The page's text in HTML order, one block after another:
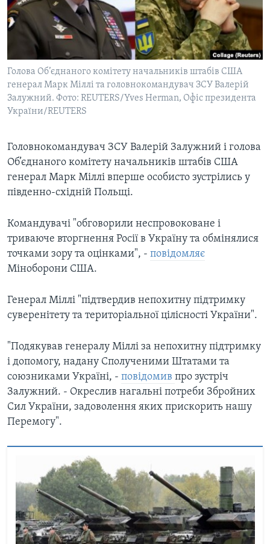
СУСПІЛЬСТВО
ЕКОНОМІКА
ІСТОРІЇ УСПІХУ УКРАЇНЦІВ
ТЕЛЕПРОГРАМИ
ЧАС-TIME
БРИФІНГ ГОЛОСУ АМЕРИКИ
СТУДІЯ ВАШИНГТОН
ВІКНО В АМЕРИКУ
ПОГЛЯД З ВАШИНГТОНА
ENGLISH
Learning English
МИ В СОЦМЕРЕЖАХ
Мови
Голова Об’єднаного комітету начальників штабів США
генерал Марк Міллі та головнокомандувач ЗСУ Валерій
Залужний. Фото: REUTERS/Yves Herman, Офіс президента
України/REUTERS
Головнокомандувач ЗСУ Валерій Залужний і голова
Об’єднаного комітету начальників штабів США
генерал Марк Міллі вперше особисто зустрілись у
південно-східній Польщі.
Командувачі "обговорили неспровоковане і
триваюче вторгнення Росії в Україну та обмінялися
точками зору та оцінками", - повідомляє
Міноборони США.
Генерал Міллі "підтвердив непохитну підтримку
суверенітету та територіальної цілісності України".
"Подякував генералу Міллі за непохитну підтримку
і допомогу, надану Сполученими Штатами та
союзниками Україні, - повідомив про зустріч
Залужний. - Окреслив нагальні потреби Збройних
Сил України, задоволення яких прискорить нашу
Перемогу".